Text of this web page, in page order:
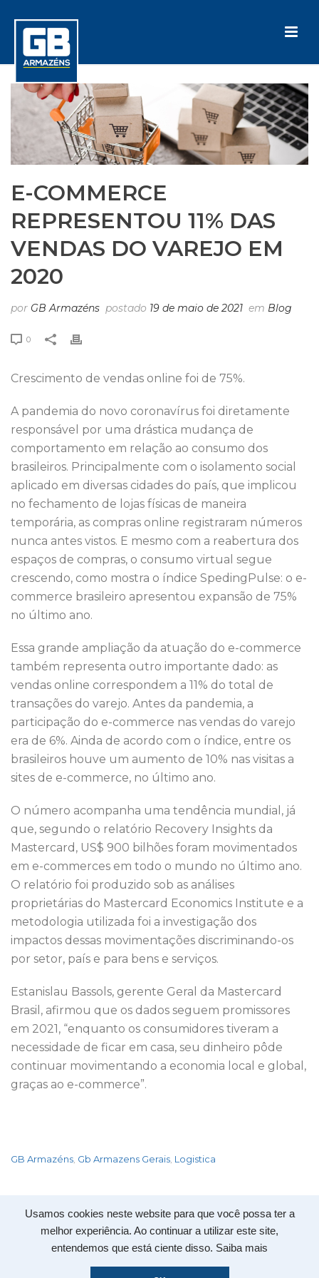
Usamos cookies neste website para que você possa ter a
melhor experiência. Ao continuar a utilizar este site,
entendemos que está ciente disso. Saiba mais
E-COMMERCE
REPRESENTOU 11% DAS
VENDAS DO VAREJO EM
2020
por GB Armazéns postado 19 de maio de 2021 em Blog
0
Crescimento de vendas online foi de 75%.
A pandemia do novo coronavírus foi diretamente
responsável por uma drástica mudança de
comportamento em relação ao consumo dos
brasileiros. Principalmente com o isolamento social
aplicado em diversas cidades do país, que implicou
no fechamento de lojas físicas de maneira
temporária, as compras online registraram números
nunca antes vistos. E mesmo com a reabertura dos
espaços de compras, o consumo virtual segue
crescendo, como mostra o índice SpedingPulse: o e-
commerce brasileiro apresentou expansão de 75%
no último ano.
Essa grande ampliação da atuação do e-commerce
também representa outro importante dado: as
vendas online correspondem a 11% do total de
transações do varejo. Antes da pandemia, a
participação do e-commerce nas vendas do varejo
era de 6%. Ainda de acordo com o índice, entre os
brasileiros houve um aumento de 10% nas visitas a
sites de e-commerce, no último ano.
O número acompanha uma tendência mundial, já
que, segundo o relatório Recovery Insights da
Mastercard, US$ 900 bilhões foram movimentados
em e-commerces em todo o mundo no último ano.
O relatório foi produzido sob as análises
proprietárias do Mastercard Economics Institute e a
metodologia utilizada foi a investigação dos
impactos dessas movimentações discriminando-os
por setor, país e para bens e serviços.
Estanislau Bassols, gerente Geral da Mastercard
Brasil, afirmou que os dados seguem promissores
em 2021, “enquanto os consumidores tiveram a
necessidade de ficar em casa, seu dinheiro pôde
continuar movimentando a economia local e global,
graças ao e-commerce”.
GB Armazéns Gb Armazens Gerais Logistica
Copyright 2020 © -GB Armazéns- Todos os direitos
reservados
Política de Privacidade